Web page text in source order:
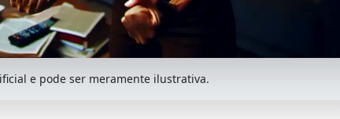
e pode ser meramente ilustrativa.